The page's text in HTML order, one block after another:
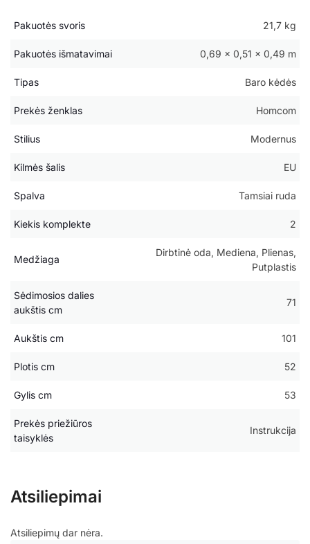
Pakuotės svoris 21,7 kg
Pakuotės išmatavimai 0,69 × 0,51 × 0,49 m
Tipas Baro kėdės
Prekės ženklas Homcom
Stilius Modernus
Kilmės šalis EU
Spalva Tamsiai ruda
Kiekis komplekte 2
Medžiaga
Dirbtinė oda, Mediena, Plienas,
Putplastis
Sėdimosios dalies
aukštis cm
71
Aukštis cm 101
Plotis cm 52
Gylis cm 53
Prekės priežiūros
taisyklės
Instrukcija
Atsiliepimai
Atsiliepimų dar nėra.